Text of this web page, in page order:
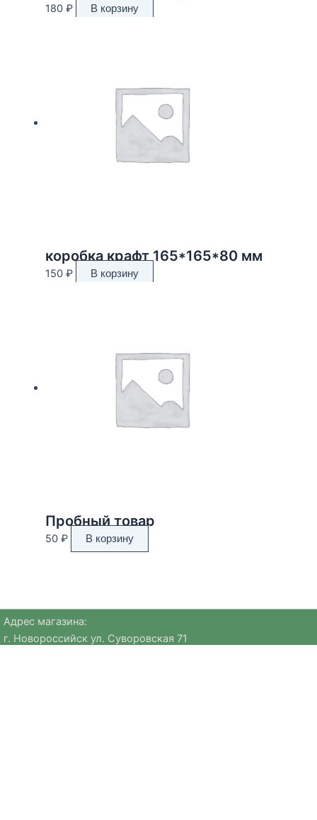
180 ₽ В корзину
коробка крафт 165*165*80 мм
150 ₽ В корзину
Пробный товар
50 ₽ В корзину
Адрес магазина:
г. Новороссийск ул. Суворовская 71